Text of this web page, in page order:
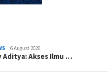
6 August 2026
Aditya: Akses Ilmu …